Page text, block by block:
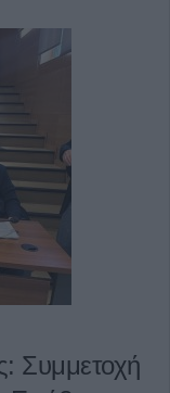
Συμμετοχή